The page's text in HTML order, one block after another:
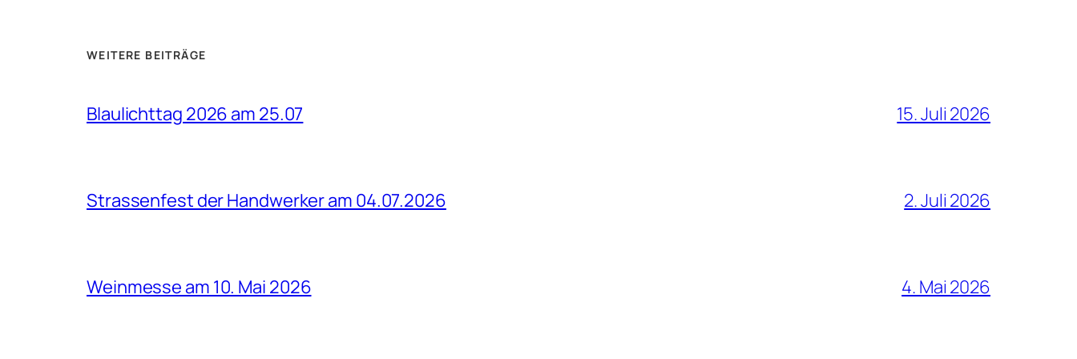
WEITERE BEITRÄGE
Blaulichttag 2026 am 25.07 15. Juli 2026
Strassenfest der Handwerker am 04.07.2026 2. Juli 2026
Weinmesse am 10. Mai 2026 4. Mai 2026